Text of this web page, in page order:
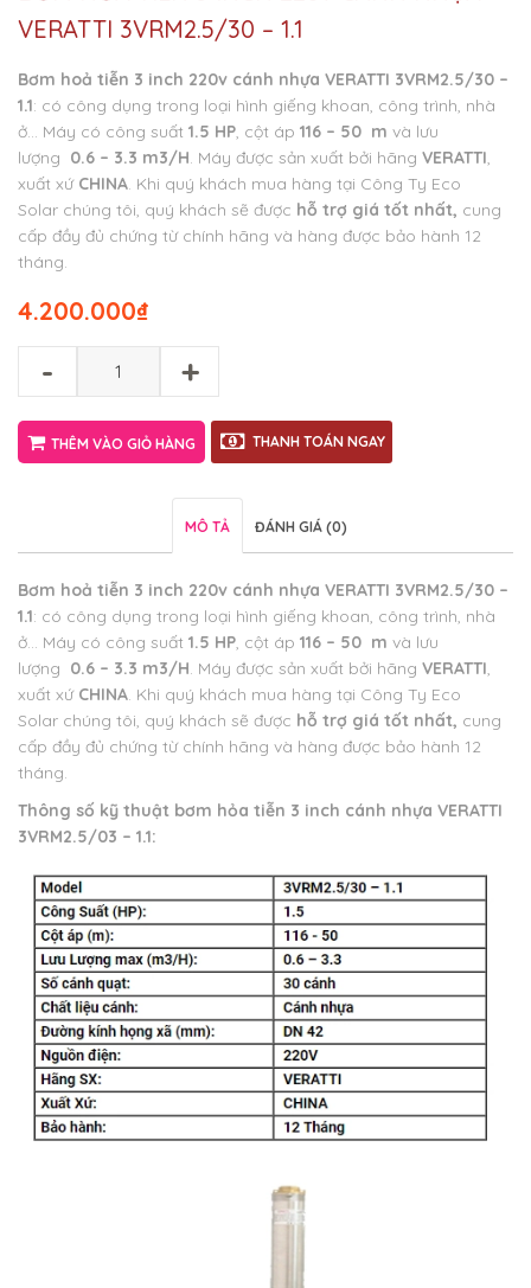
VERATTI 3VRM2.5/30 – 1.1
Bơm hoả tiễn 3 inch 220v cánh nhựa VERATTI 3VRM2.5/30 –
1.1: có công dụng trong loại hình giếng khoan, công trình, nhà
ở… Máy có công suất 1.5 HP, cột áp 116 – 50 m và lưu
lượng 0.6 – 3.3 m3/H. Máy được sản xuất bởi hãng VERATTI,
xuất xứ CHINA. Khi quý khách mua hàng tại Công Ty Eco
Solar chúng tôi, quý khách sẽ được hỗ trợ giá tốt nhất, cung
cấp đầy đủ chứng từ chính hãng và hàng được bảo hành 12
tháng.
₫
4.200.000
- +
THÊM VÀO GIỎ HÀNG THANH TOÁN NGAY
MÔ TẢ ĐÁNH GIÁ (0)
Bơm hoả tiễn 3 inch 220v cánh nhựa VERATTI 3VRM2.5/30 –
1.1: có công dụng trong loại hình giếng khoan, công trình, nhà
ở… Máy có công suất 1.5 HP, cột áp 116 – 50 m và lưu
lượng 0.6 – 3.3 m3/H. Máy được sản xuất bởi hãng VERATTI,
xuất xứ CHINA. Khi quý khách mua hàng tại Công Ty Eco
Solar chúng tôi, quý khách sẽ được hỗ trợ giá tốt nhất, cung
cấp đầy đủ chứng từ chính hãng và hàng được bảo hành 12
tháng.
Thông số kỹ thuật bơm hỏa tiễn 3 inch cánh nhựa VERATTI
3VRM2.5/03 – 1.1: